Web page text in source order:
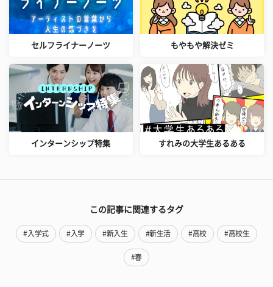
セルフライナーノーツ もやもや解決ゼミ
インターンシップ特集 すれみの大学生あるある
この記事に関連するタグ
#入学式 #入学 #新入生 #新生活 #高校 #高校生
#春